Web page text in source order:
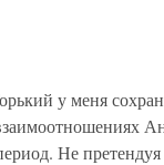
у меня
Не